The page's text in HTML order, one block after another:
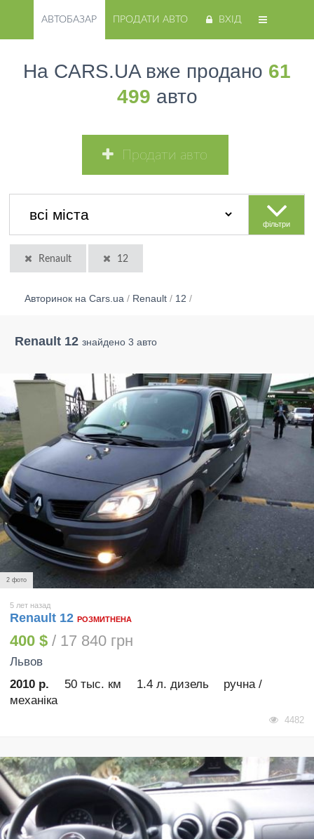
АВТОБАЗАР ПРОДАТИ АВТО ВХІД
На CARS.UA вже продано 61
499 авто
Продати авто
фільтри
Renault 12
Авторинок на Cars.ua / Renault / 12 /
Renault 12 знайдено 3 авто
2 фото
5 лет назад
Renault 12 РОЗМИТНЕНА
400 $ / 17 840 грн
Львов
2010 р.
50 тыс. км 1.4 л. дизель
ручна /
механіка
4482